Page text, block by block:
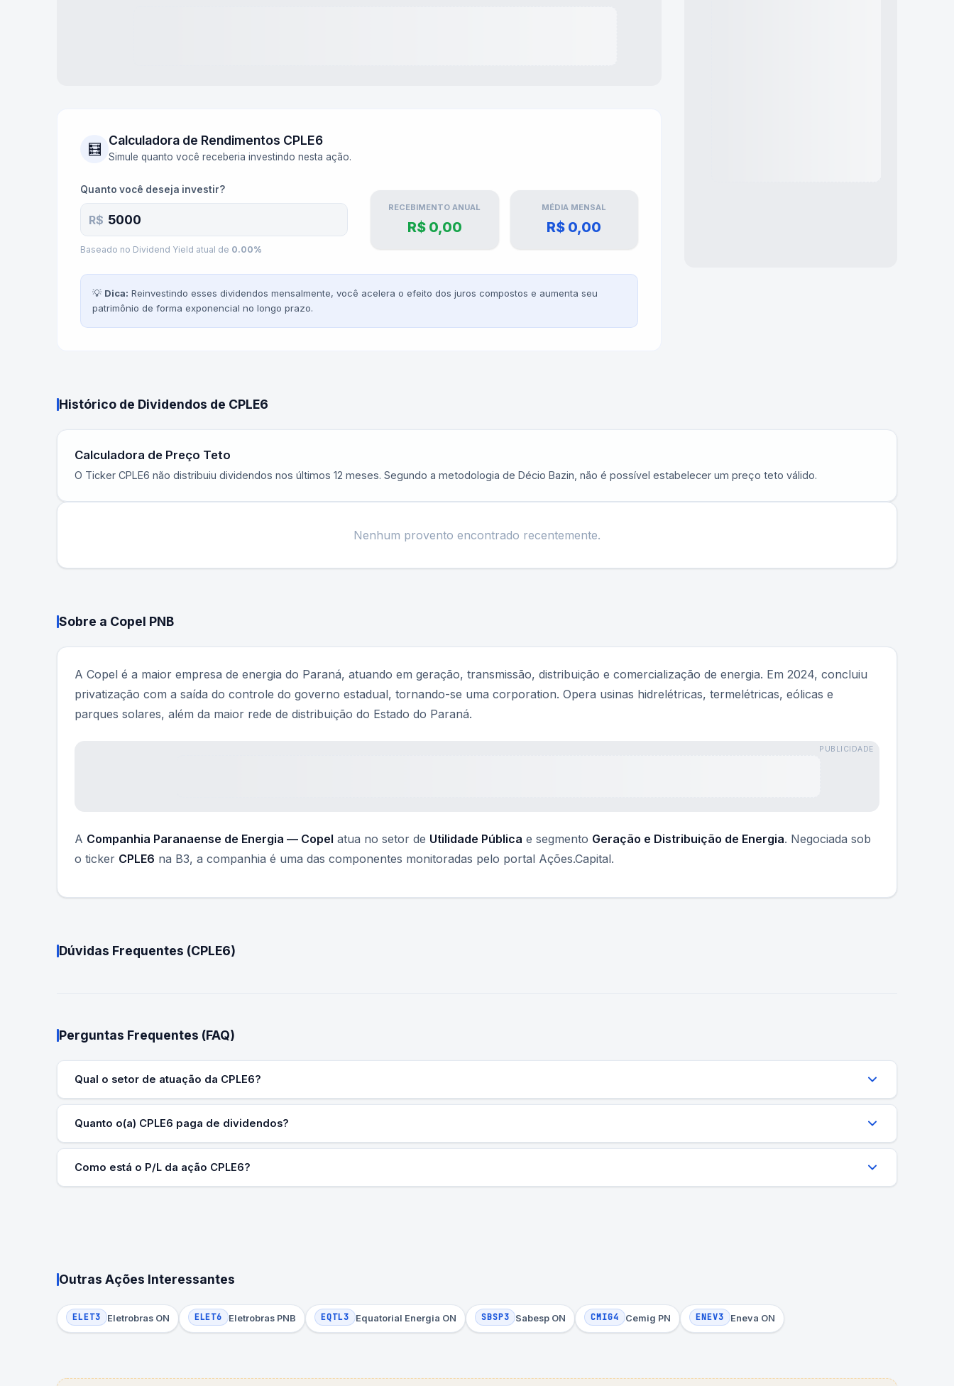
🧮 Calculadora de Rendimentos CPLE6
Simule quanto você receberia investindo nesta ação.
Quanto você deseja investir?
R$
Baseado no Dividend Yield atual de 0.00%
RECEBIMENTO ANUAL
R$ 0,00
MÉDIA MENSAL
R$ 0,00
💡 Dica: Reinvestindo esses dividendos mensalmente, você acelera o efeito dos juros compostos e aumenta seu
patrimônio de forma exponencial no longo prazo.
Histórico de Dividendos de CPLE6
Calculadora de Preço Teto
O Ticker CPLE6 não distribuiu dividendos nos últimos 12 meses. Segundo a metodologia de Décio Bazin, não é possível estabelecer um preço teto válido.
Nenhum provento encontrado recentemente.
Sobre a Copel PNB
A Copel é a maior empresa de energia do Paraná, atuando em geração, transmissão, distribuição e comercialização de energia. Em 2024, concluiu
privatização com a saída do controle do governo estadual, tornando-se uma corporation. Opera usinas hidrelétricas, termelétricas, eólicas e
parques solares, além da maior rede de distribuição do Estado do Paraná.
PUBLICIDADE
A Companhia Paranaense de Energia — Copel atua no setor de Utilidade Pública e segmento Geração e Distribuição de Energia. Negociada sob
o ticker CPLE6 na B3, a companhia é uma das componentes monitoradas pelo portal Ações.Capital.
Dúvidas Frequentes (CPLE6)
Perguntas Frequentes (FAQ)
Qual o setor de atuação da CPLE6?
Quanto o(a) CPLE6 paga de dividendos?
Como está o P/L da ação CPLE6?
Outras Ações Interessantes
ELET3 Eletrobras ON ELET6 Eletrobras PNB EQTL3 Equatorial Energia ON SBSP3 Sabesp ON CMIG4 Cemig PN ENEV3 Eneva ON